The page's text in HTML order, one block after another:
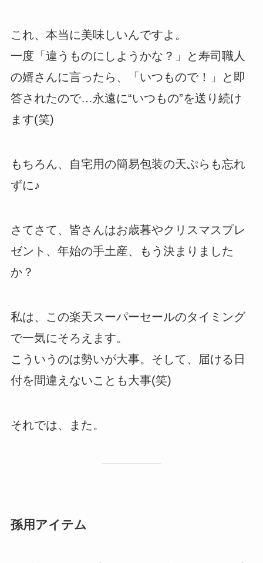
これ、本当に美味しいんですよ。
一度「違うものにしようかな？」と寿司職人
の婿さんに言ったら、「いつもので！」と即
答されたので…永遠に“いつもの”を送り続け
ます(笑)
もちろん、自宅用の簡易包装の天ぷらも忘れ
ずに♪
さてさて、皆さんはお歳暮やクリスマスプレ
ゼント、年始の手土産、もう決まりました
か？
私は、この楽天スーパーセールのタイミング
で一気にそろえます。
こういうのは勢いが大事。そして、届ける日
付を間違えないことも大事(笑)
それでは、また。
孫用アイテム